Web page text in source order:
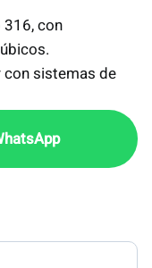
con
con sistemas de